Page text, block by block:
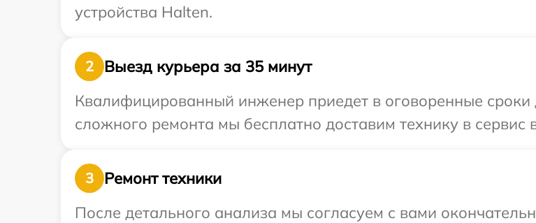
устройства Halten.
2
Выезд курьера за 35 минут
Квалифицированный инженер приедет в оговоренные сроки
сложного ремонта мы бесплатно доставим технику в сервис
3
Ремонт техники
После детального анализа мы согласуем с вами